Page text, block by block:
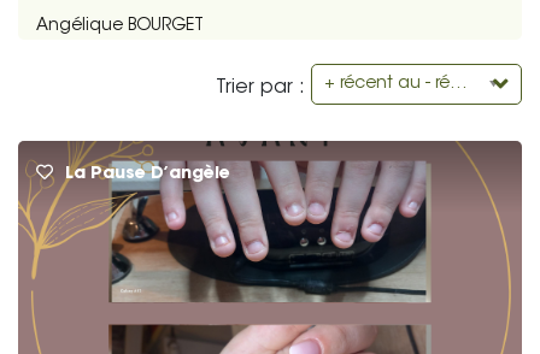
Angélique BOURGET
Trier par : + récent au - récent
La Pause D’angèle